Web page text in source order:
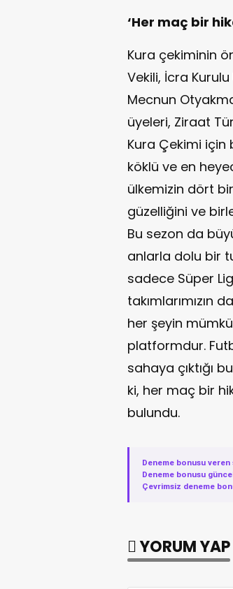
‘Her maç bir
Kura çekiminin
Vekili, İcra
Mecnun
üyeleri, Ziraat
Kura Çekimi
köklü ve en
ülkemizin dört
güzelliğini ve
Bu sezon da
anlarla dolu bir
sadece Süper
takımlarımızın
her şeyin
platformdur.
sahaya çıktığı
ki, her maç bir
bulundu.
Deneme bonusu
Deneme bonusu
Çevrimsiz deneme
YORUM YAP